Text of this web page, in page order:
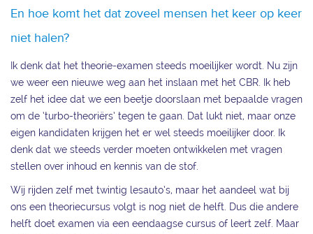
En hoe komt het dat zoveel mensen het keer op keer
niet halen?
Ik denk dat het theorie-examen steeds moeilijker wordt. Nu zijn
we weer een nieuwe weg aan het inslaan met het CBR. Ik heb
zelf het idee dat we een beetje doorslaan met bepaalde vragen
om de ‘turbo-theoriërs’ tegen te gaan. Dat lukt niet, maar onze
eigen kandidaten krijgen het er wel steeds moeilijker door. Ik
denk dat we steeds verder moeten ontwikkelen met vragen
stellen over inhoud en kennis van de stof.
Wij rijden zelf met twintig lesauto’s, maar het aandeel wat bij
ons een theoriecursus volgt is nog niet de helft. Dus die andere
helft doet examen via een eendaagse cursus of leert zelf. Maar